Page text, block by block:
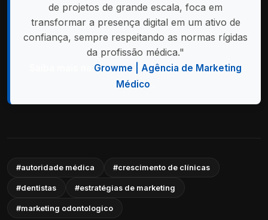
de projetos de grande escala, foca em
transformar a presença digital em um ativo de
confiança, sempre respeitando as normas rígidas
da profissão médica."
Growme | Agência de Marketing
Médico
#autoridade médica #crescimento de clínicas
#dentistas #estratégias de marketing
#marketing odontologico